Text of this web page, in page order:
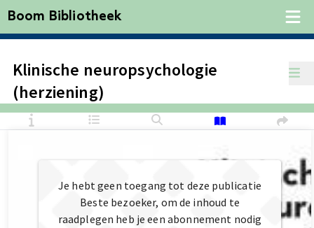
Boom Bibliotheek
Klinische neuropsychologie
(herziening)
Je hebt geen toegang tot deze publicatie
Beste bezoeker, om de inhoud te
raadplegen heb je een abonnement nodig